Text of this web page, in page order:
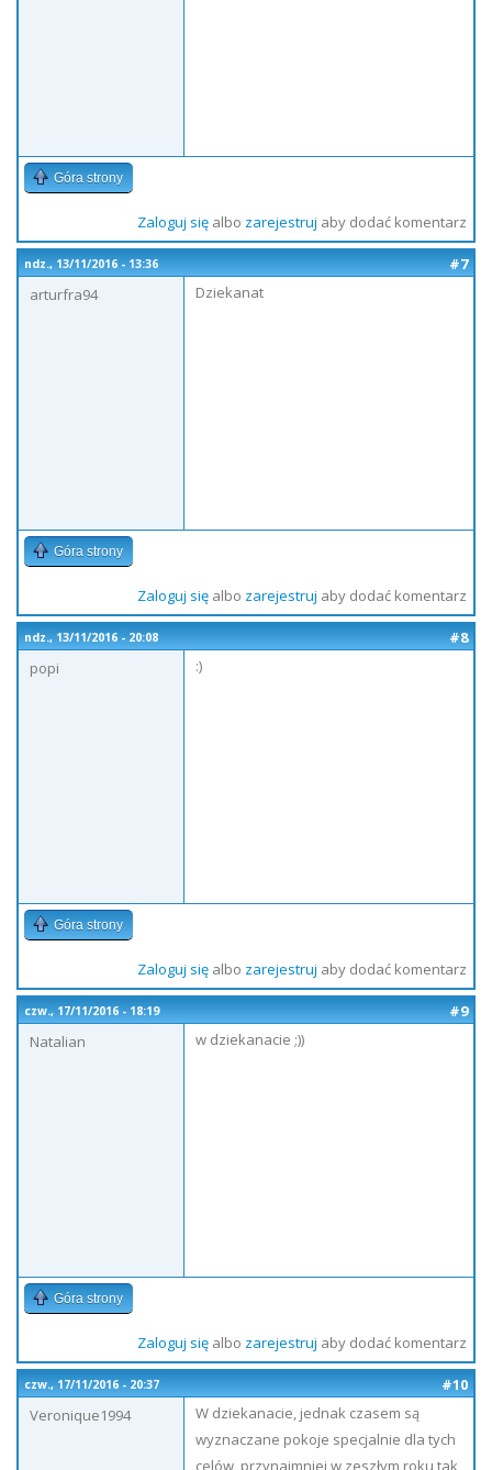
Góra strony
Zaloguj sięalbo zarejestruj aby dodać komentarz
ndz., 13/11/2016 - 13:36
#7
arturfra94
Dziekanat
Góra strony
Zaloguj sięalbo zarejestruj aby dodać komentarz
ndz., 13/11/2016 - 20:08
#8
popi
:)
Góra strony
Zaloguj sięalbo zarejestruj aby dodać komentarz
czw., 17/11/2016 - 18:19
#9
Natalian
w dziekanacie ;))
Góra strony
Zaloguj sięalbo zarejestruj aby dodać komentarz
czw., 17/11/2016 - 20:37
#10
Veronique1994
W dziekanacie, jednak czasem są
wyznaczane pokoje specjalnie dla tych
celów, przynajmniej w zeszłym roku tak